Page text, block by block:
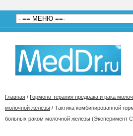
Главная / Гормоно-терапия предрака и рака
молочной железы / Тактика комбинированной
больных раком молочной железы (Эксперимент